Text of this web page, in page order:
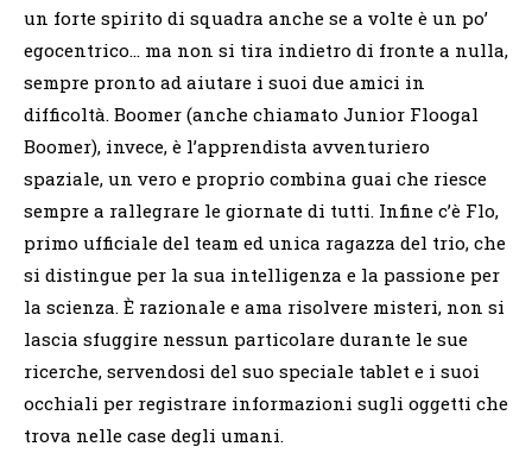
un forte spirito di squadra anche se a volte è un po’
egocentrico… ma non si tira indietro di fronte a nulla,
sempre pronto ad aiutare i suoi due amici in
difficoltà. Boomer (anche chiamato Junior Floogal
Boomer), invece, è l’apprendista avventuriero
spaziale, un vero e proprio combina guai che riesce
sempre a rallegrare le giornate di tutti. Infine c’è Flo,
primo ufficiale del team ed unica ragazza del trio, che
si distingue per la sua intelligenza e la passione per
la scienza. È razionale e ama risolvere misteri, non si
lascia sfuggire nessun particolare durante le sue
ricerche, servendosi del suo speciale tablet e i suoi
occhiali per registrare informazioni sugli oggetti che
trova nelle case degli umani.